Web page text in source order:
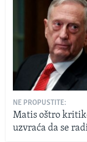
NE PROPUSTITE:
Matis oštro
uzvraća da se